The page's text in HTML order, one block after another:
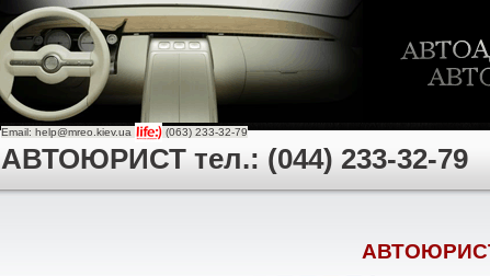
Email: help@mreo.kiev.ua (063) 233-32-79
АВТОЮРИСТ тел.: (044) 233-32-79